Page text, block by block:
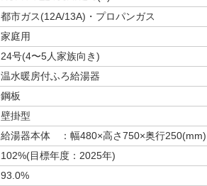
都市ガス(12A/13A)・プロパンガス
家庭用
24号(4〜5人家族向き)
温水暖房付ふろ給湯器
鋼板
壁掛型
給湯器本体 ：幅480×高さ750×奥行250(mm)
102%(目標年度：2025年)
93.0%